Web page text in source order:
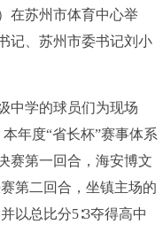
在苏州市体育中心举
记、苏州市委书记刘小
学的球员们为现场
年度“省长杯”赛事体系
赛第一回合，海安博文
第二回合，坐镇主场的
以总比分5∶3夺得高中